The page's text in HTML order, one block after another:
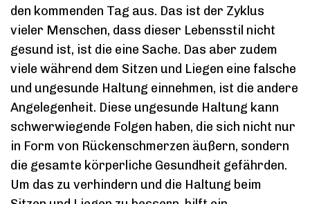
den kommenden Tag aus. Das ist der Zyklus
vieler Menschen, dass dieser Lebensstil nicht
gesund ist, ist die eine Sache. Das aber zudem
viele während dem Sitzen und Liegen eine falsche
und ungesunde Haltung einnehmen, ist die andere
Angelegenheit. Diese ungesunde Haltung kann
schwerwiegende Folgen haben, die sich nicht nur
in Form von Rückenschmerzen äußern, sondern
die gesamte körperliche Gesundheit gefährden.
Um das zu verhindern und die Haltung beim